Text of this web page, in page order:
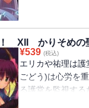
！ XII かりそめの
¥539 (税込)
エリカや祐理は
ごどう)は心労を
る護堂を監視す
リカやリリアナ